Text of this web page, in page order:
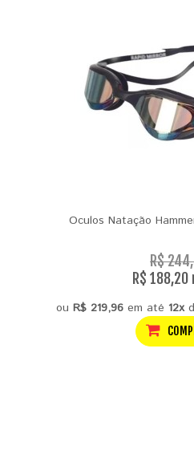
Oculos Natação
R$
R$ 188,20
ou R$ 219,96em até 12x